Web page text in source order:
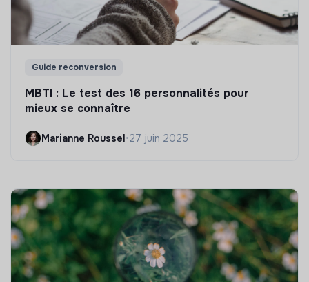
Guide reconversion
MBTI : Le test des 16 personnalités pour
mieux se connaître
Marianne Roussel•27 juin 2025